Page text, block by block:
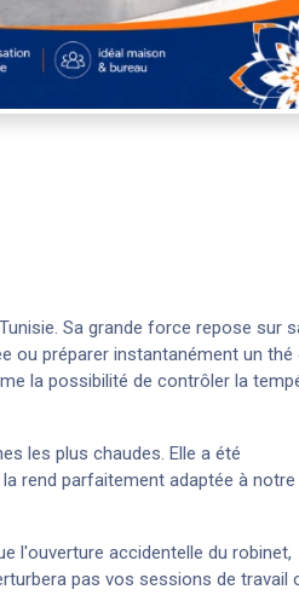
Sa grande force repose sur
ou préparer instantanément un thé
la possibilité de contrôler la
les plus chaudes. Elle a été
rend parfaitement adaptée à
l'ouverture accidentelle du robinet,
pas vos sessions de travail